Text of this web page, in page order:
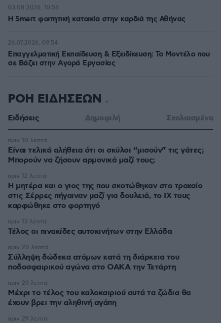
Η Smart φοιτητική κατοικία στην καρδιά της Αθήνας
03.08.2026, 10:56
Επαγγελματική Εκπαίδευση & Εξειδίκευση: Το Mοντέλο που
σε Bάζει στην Aγορά Eργασίας
26.07.2026, 09:54
ΡΟΗ ΕΙΔΗΣΕΩΝ
Ειδήσεις Δημοφιλή Σχολιασμένα
Είναι τελικά αλήθεια ότι οι σκύλοι “μισούν” τις γάτες;
Μπορούν να ζήσουν αρμονικά μαζί τους;
πριν 10 λεπτά
Η μητέρα και ο γιος της που σκοτώθηκαν στο τροχαίο
στις Σέρρες πήγαιναν μαζί για δουλειά, το ΙΧ τους
καρφώθηκε στο φορτηγό
πριν 12 λεπτά
Τέλος οι πινακίδες αυτοκινήτων στην Ελλάδα
πριν 13 λεπτά
Σύλληψη δώδεκα ατόμων κατά τη διάρκεια του
ποδοσφαιρικού αγώνα στο ΟΑΚΑ την Τετάρτη
πριν 20 λεπτά
Μέχρι το τέλος του καλοκαιριού αυτά τα ζώδια θα
έχουν βρει την αληθινή αγάπη
πριν 29 λεπτά
πριν 29 λεπτά